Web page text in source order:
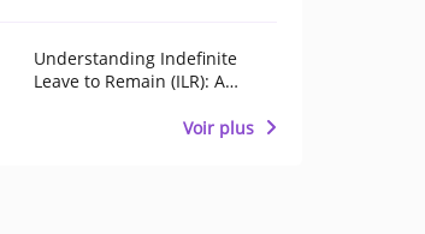
Understanding Indefinite
Leave to Remain (ILR): A
Residence in the United
Voir plus